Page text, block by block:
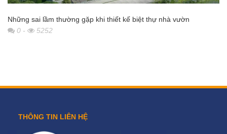
Những sai lầm thường gặp khi thiết kế biệt thự nhà vườn
0 - 5252
THÔNG TIN LIÊN HỆ